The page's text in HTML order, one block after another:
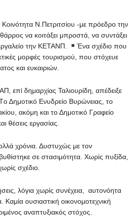
Ν.Πετριτσίου -με πρόεδρο την
να κοιτάξει μπροστά, να συντάξει
την ΚΕΤΑΝΠ.
Ένα σχέδιο που
μορφές τουρισμού, που στόχευε
και ευκαιριών.
επί δημαρχίας Ταλιουρίδη, απέδειξε
Δημοτικό Ενυδρείο Βυρώνειας, το
ακόμη και το Δημοτικό Γραφείο
θέσεις εργασίας.
χρόνια. Δυστυχώς με τον
σε στασιμότητα. Χωρίς πυξίδα,
σχέδιο.
λόγια χωρίς συνέχεια, αυτονόητα
ουσιαστική οικονομοτεχνική
αναπτυξιακός στόχος.